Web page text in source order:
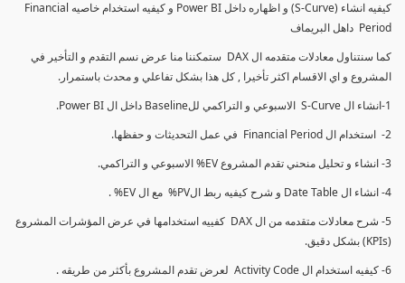
كيفيه انشاء (S-Curve) و اظهاره داخل Power BI و كيفيه استخدام خاصيه Financial
Period داهل البريماف
كما سنتناول معادلات متقدمه ال DAX ستمكننا منا عرض نسم التقدم و التأخير في
المشروع و اي الاقسام اكثر تأخيرا , كل هذا بشكل تفاعلي و محدث باستمرار.
1-انشاء ال S-Curve الاسبوعي و التراكمي للBaseline داخل ال Power BI.
2- استخدام ال Financial Period في عمل التحديثات و حفظها.
3- انشاء و تحليل منحني تقدم المشروع EV% الاسبوعي و التراكمي.
4- انشاء ال Date Table و شرح كيفيه ربط الPV% مع ال EV% .
5- شرح معادلات متقدمه من ال DAX كفييه استخدامها في عرض المؤشرات المشروع
(KPIs) بشكل دقيق.
6- كيفيه استخدام ال Activity Code لعرض تقدم المشروع بأكثر من طريقه .